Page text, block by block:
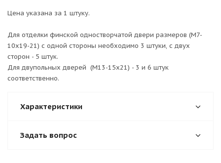
Цена указана за 1 штуку.
Для отделки финской одностворчатой двери размеров (М7-
10х19-21) с одной стороны необходимо 3 штуки, с двух
сторон - 5 штук.
Для двупольных дверей (М13-15х21) - 3 и 6 штук
соответственно.
Характеристики
Задать вопрос